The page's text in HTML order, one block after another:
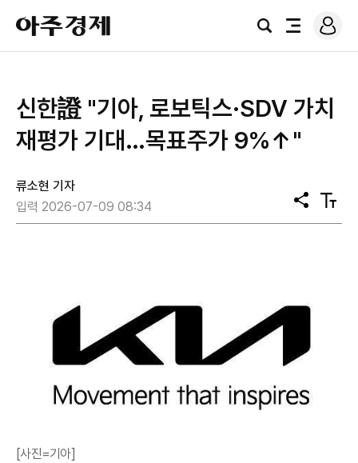
아
주
경
검
전
로
그
신한證 "기아, 로보틱스·SDV 가치
재평가 기대…목표주가 9%↑"
류소현 기자
입력 2026-07-09 08:34
공
유
텍
스
[사진=기아]